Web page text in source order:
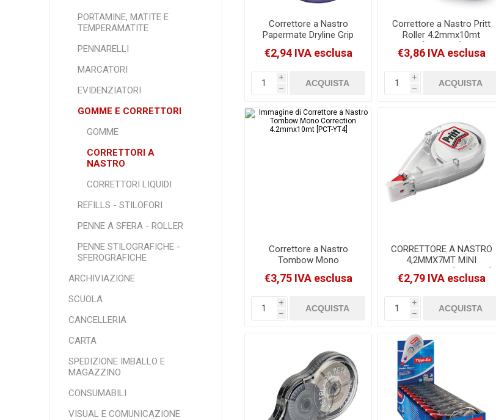
Correttore a Nastro
Papermate Dryline Grip
5mmx8.5mt Colori
Assortiti [1862884]
€2,94 IVA esclusa
i
h
Correttore a Nastro Pritt
Roller 4.2mmx10mt
€3,86 IVA esclusa
i
h
Correttore a Nastro
Tombow Mono
Correction 4.2mmx10mt
[PCT-YT4]
€3,75 IVA esclusa
i
h
CORRETTORE A NASTRO
4,2MMX7MT MINI
ROLLER PRITT [2050964]
€2,79 IVA esclusa
i
h
PORTAMINE, MATITE E
TEMPERAMATITE
PENNARELLI
MARCATORI
EVIDENZIATORI
GOMME E CORRETTORI
GOMME
CORRETTORI A
NASTRO
CORRETTORI LIQUIDI
REFILLS - STILOFORI
PENNE A SFERA - ROLLER
PENNE STILOGRAFICHE -
SFEROGRAFICHE
ARCHIVIAZIONE
SCUOLA
CANCELLERIA
CARTA
SPEDIZIONE IMBALLO E
MAGAZZINO
CONSUMABILI
VISUAL E COMUNICAZIONE